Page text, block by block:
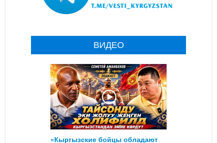
ВИДЕО
«Кыргызские бойцы обладают